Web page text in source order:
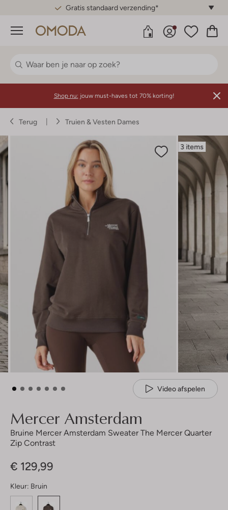
Gratis standaard verzending*
Menu
Shop nu: jouw must-haves tot 70% korting!
Terug Truien & Vesten Dames
3 items
Video afspelen
Mercer Amsterdam
Bruine Mercer Amsterdam Sweater The Mercer Quarter
Zip Contrast
€ 129,99
Kleur: Bruin